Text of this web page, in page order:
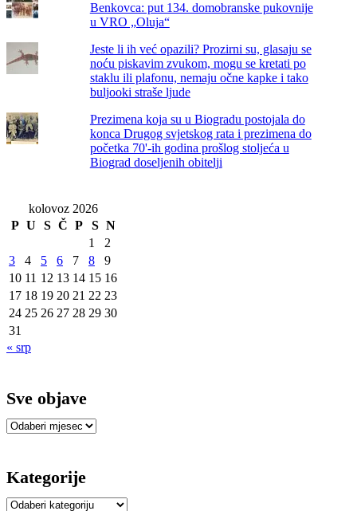
Benkovca: put 134. domobranske pukovnije
u VRO „Oluja“
Jeste li ih već opazili? Prozirni su, glasaju se
noću piskavim zvukom, mogu se kretati po
staklu ili plafonu, nemaju očne kapke i tako
buljooki straše ljude
Prezimena koja su u Biogradu postojala do
konca Drugog svjetskog rata i prezimena do
početka 70'-ih godina prošlog stoljeća u
Biograd doseljenih obitelji
kolovoz 2026
P U S Č P S N
1
2
3
4 5 6 7 8
9
10 11 12 13 14 15 16
17 18 19 20 21 22 23
24 25 26 27 28 29 30
31
« srp
Sve objave
Sve
Kategorije
Kategorije